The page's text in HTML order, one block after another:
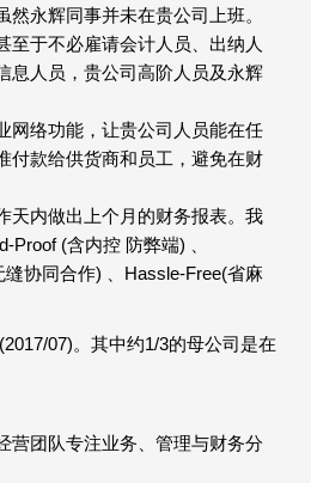
永辉同事并未在贵公司上班。
至于不必雇请会计人员、出纳人
息人员，贵公司高阶人员及永辉
网络功能，让贵公司人员能在任
付款给供货商和员工，避免在财
天内做出上个月的财务报表。我
Proof (含内控 防弊端) 、
缝协同合作) 、Hassle-Free(省麻
07)。其中约1/3的母公司是在
营团队专注业务、管理与财务分